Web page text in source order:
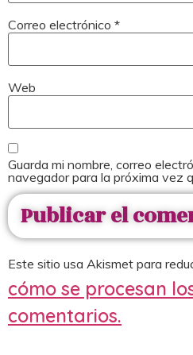
Correo electrónico *
Web
Guarda mi nombre, correo
navegador para la próxima vez
Este sitio usa Akismet para
cómo se procesan
comentarios.